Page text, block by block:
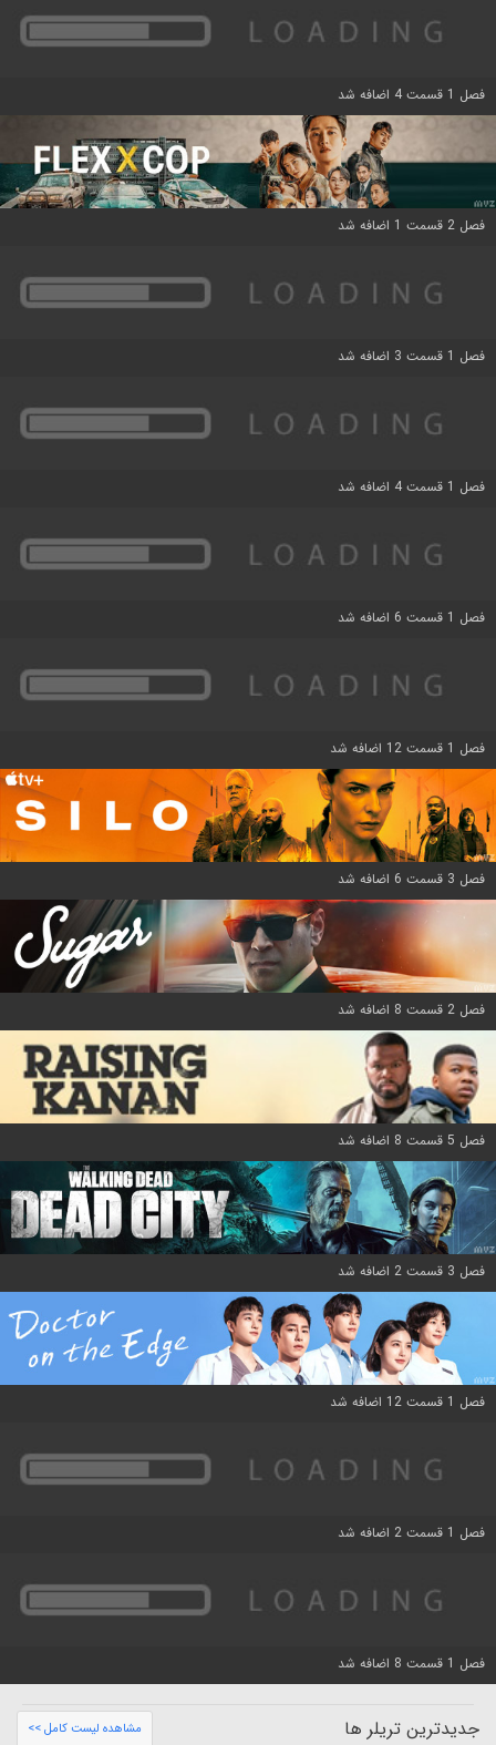
فصل 1 قسمت 4 اضافه شد
فصل 2 قسمت 1 اضافه شد
فصل 1 قسمت 3 اضافه شد
فصل 1 قسمت 4 اضافه شد
فصل 1 قسمت 6 اضافه شد
فصل 1 قسمت 12 اضافه شد
فصل 3 قسمت 6 اضافه شد
فصل 2 قسمت 8 اضافه شد
فصل 5 قسمت 8 اضافه شد
فصل 3 قسمت 2 اضافه شد
فصل 1 قسمت 12 اضافه شد
فصل 1 قسمت 2 اضافه شد
فصل 1 قسمت 8 اضافه شد
جدیدترین تریلر ها مشاهده لیست کامل >>